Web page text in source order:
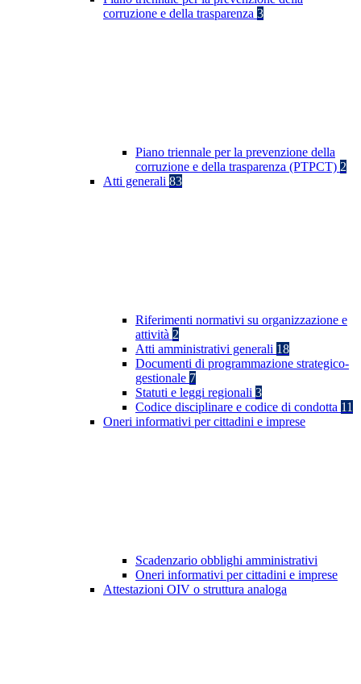
corruzione e della trasparenza 3
Piano triennale per la prevenzione della
corruzione e della trasparenza (PTPCT) 2
Atti generali 83
Riferimenti normativi su organizzazione e
attività 2
Atti amministrativi generali 18
Documenti di programmazione strategico-
gestionale 7
Statuti e leggi regionali 3
Codice disciplinare e codice di condotta 11
Oneri informativi per cittadini e imprese
Scadenzario obblighi amministrativi
Oneri informativi per cittadini e imprese
Attestazioni OIV o struttura analoga